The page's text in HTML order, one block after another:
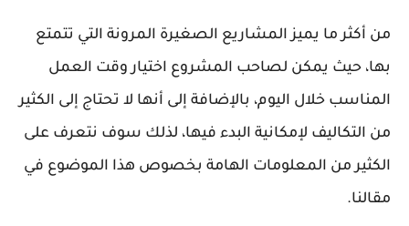
من أكثر ما يميز المشاريع الصغيرة المرونة التي تتمتع
بها، حيث يمكن لصاحب المشروع اختيار وقت العمل
المناسب خلال اليوم، بالإضافة إلى أنها لا تحتاج إلى الكثير
من التكاليف لإمكانية البدء فيها، لذلك سوف نتعرف على
الكثير من المعلومات الهامة بخصوص هذا الموضوع في
مقالنا.